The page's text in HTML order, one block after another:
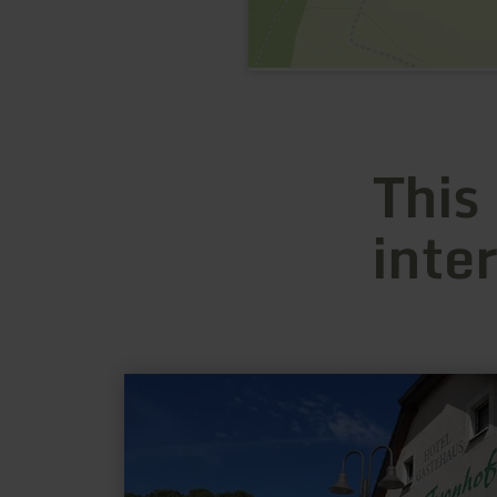
Mettendorf